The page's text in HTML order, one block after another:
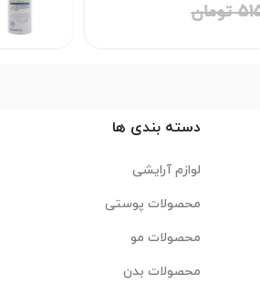
دسته بندی ها
لوازم آرایشی
محصولات پوستی
محصولات مو
محصولات بدن